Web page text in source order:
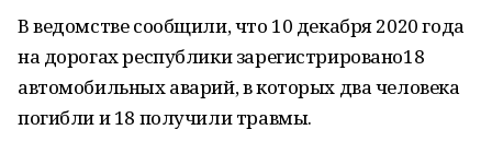
В ведомстве сообщили, что 10 декабря 2020 года
на дорогах республики зарегистрировано18
автомобильных аварий, в которых два человека
погибли и 18 получили травмы.